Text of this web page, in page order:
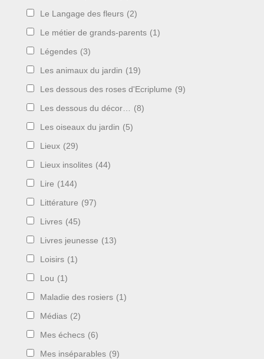
Le Langage des fleurs (2)
Le métier de grands-parents (1)
Légendes (3)
Les animaux du jardin (19)
Les dessous des roses d'Ecriplume (9)
Les dessous du décor… (8)
Les oiseaux du jardin (5)
Lieux (29)
Lieux insolites (44)
Lire (144)
Littérature (97)
Livres (45)
Livres jeunesse (13)
Loisirs (1)
Lou (1)
Maladie des rosiers (1)
Médias (2)
Mes échecs (6)
Mes inséparables (9)